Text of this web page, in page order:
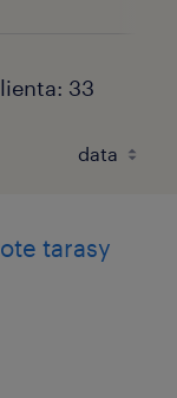
33
tarasy